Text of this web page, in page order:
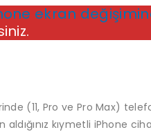
ekran
(11, Pro ve Pro Max)
kıymetli iPhone